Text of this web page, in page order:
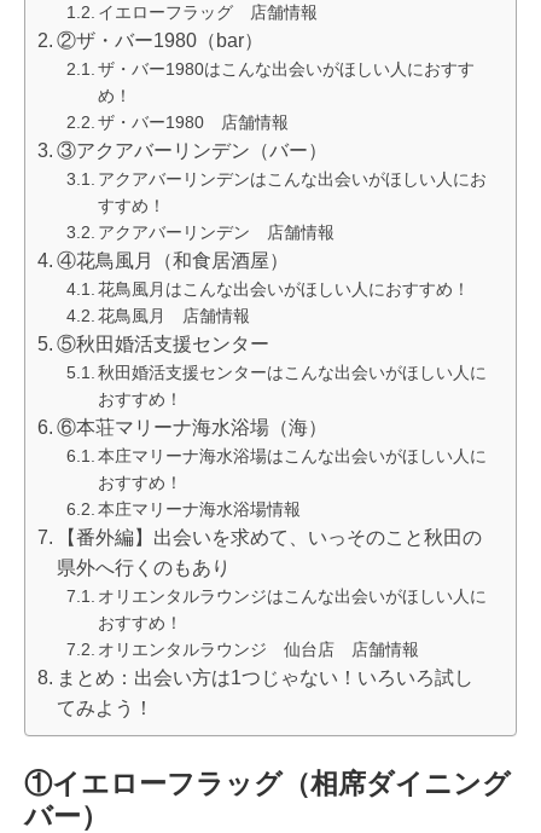
イエローフラッグ 店舗情報
②ザ・バー1980（bar）
ザ・バー1980はこんな出会いがほしい人におすす
め！
ザ・バー1980 店舗情報
③アクアバーリンデン（バー）
アクアバーリンデンはこんな出会いがほしい人にお
すすめ！
アクアバーリンデン 店舗情報
④花鳥風月（和食居酒屋）
花鳥風月はこんな出会いがほしい人におすすめ！
花鳥風月 店舗情報
⑤秋田婚活支援センター
秋田婚活支援センターはこんな出会いがほしい人に
おすすめ！
⑥本荘マリーナ海水浴場（海）
本庄マリーナ海水浴場はこんな出会いがほしい人に
おすすめ！
本庄マリーナ海水浴場情報
【番外編】出会いを求めて、いっそのこと秋田の
県外へ行くのもあり
オリエンタルラウンジはこんな出会いがほしい人に
おすすめ！
オリエンタルラウンジ 仙台店 店舗情報
まとめ：出会い方は1つじゃない！いろいろ試し
てみよう！
①イエローフラッグ（相席ダイニング
バー）